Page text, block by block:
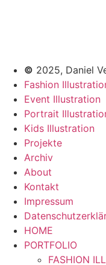
© 2025, Daniel
Fashion
Event Illustration
Portrait
Kids Illustration
Projekte
Archiv
About
Kontakt
Impressum
HOME
PORTFOLIO
FASHION